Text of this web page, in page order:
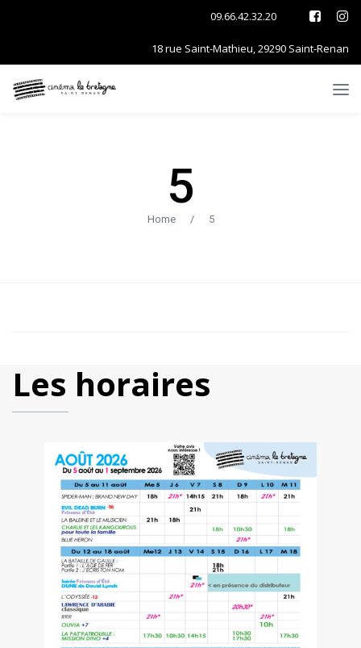
09.66.42.32.20
18 rue Saint-Mathieu, 29290 Saint-Renan
5
Home / 5
Les horaires